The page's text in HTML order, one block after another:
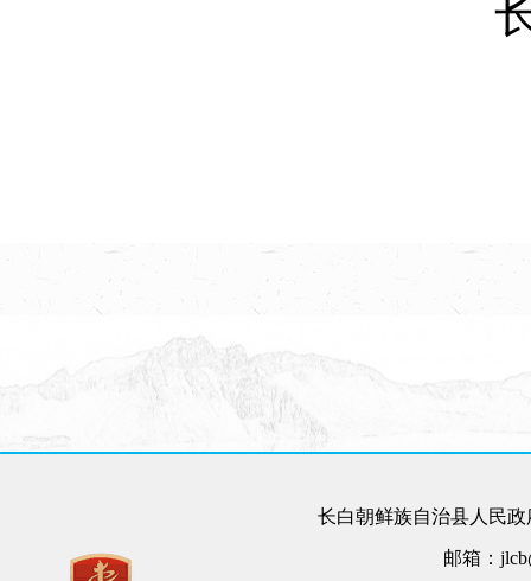
长
长白朝鲜族自治县人民
邮箱：